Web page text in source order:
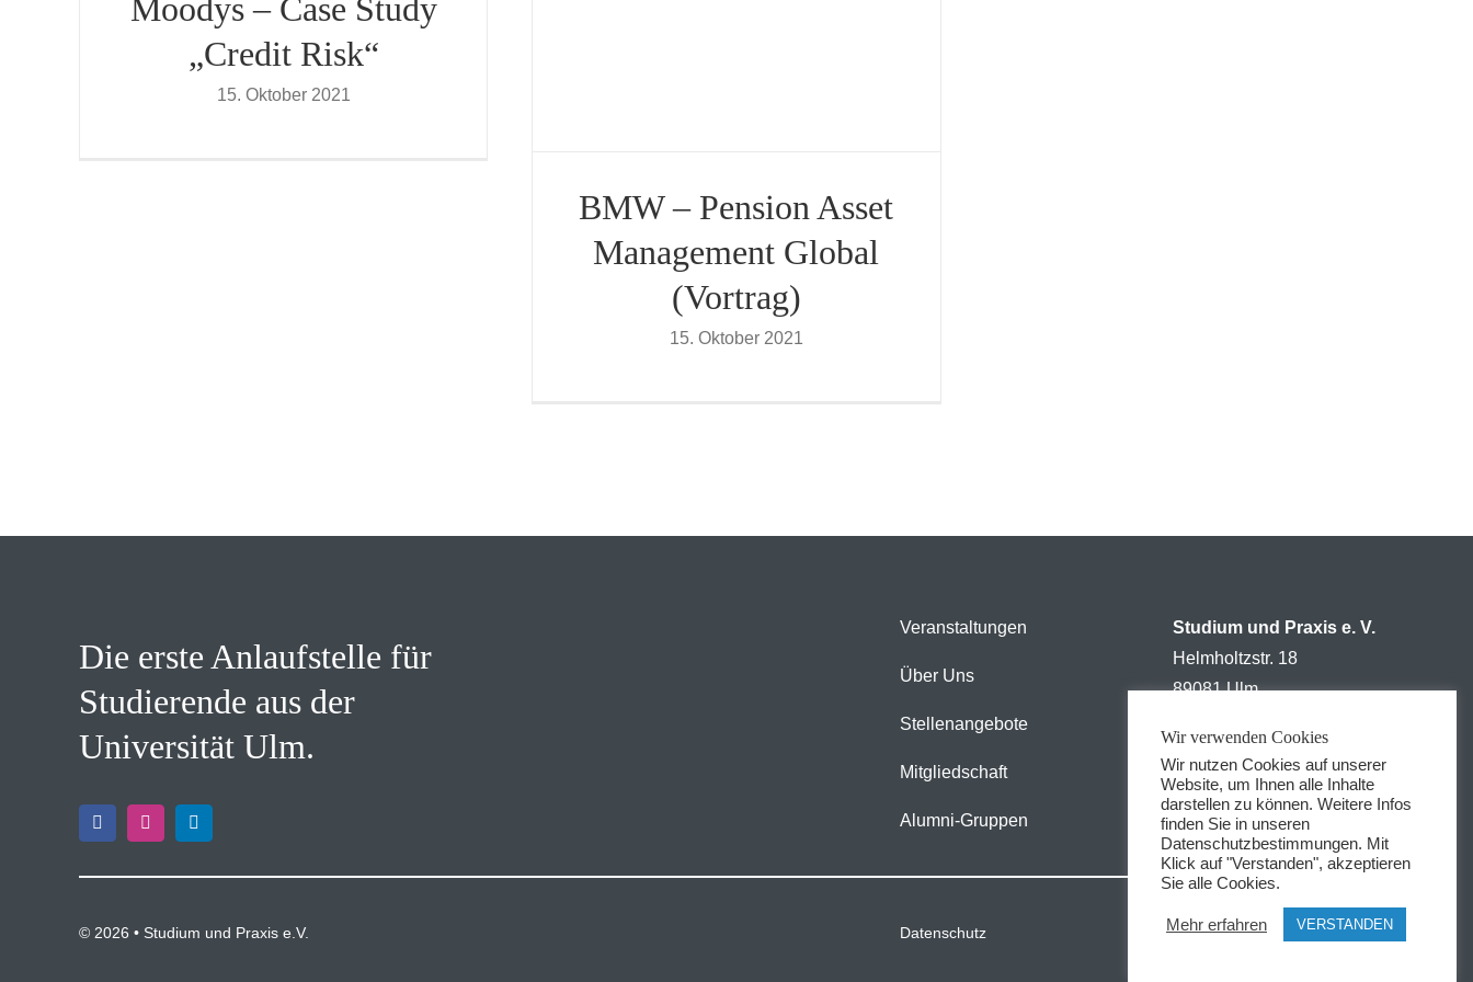
Moodys – Case Study
„Credit Risk“
15. Oktober 2021
BMW – Pension Asset
Management Global
(Vortrag)
15. Oktober 2021
Die erste Anlaufstelle für
Studierende aus der
Universität Ulm.
Veranstaltungen
Über Uns
Stellenangebote
Mitgliedschaft
Alumni-Gruppen
Studium und Praxis e. V.
Helmholtzstr. 18
89081 Ulm
Tel: +49 731 5023612
Fax: +49 731 5023612
kontakt@sup-ulm.de
© 2026 • Studium und Praxis e.V. Datenschutz Impressum
Wir verwenden Cookies
Wir nutzen Cookies auf unserer
Website, um Ihnen alle Inhalte
darstellen zu können. Weitere Infos
finden Sie in unseren
Datenschutzbestimmungen. Mit
Klick auf "Verstanden", akzeptieren
Sie alle Cookies.
Mehr erfahren VERSTANDEN